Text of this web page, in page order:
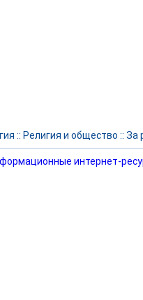
:: Религия и общество :: За
интернет-